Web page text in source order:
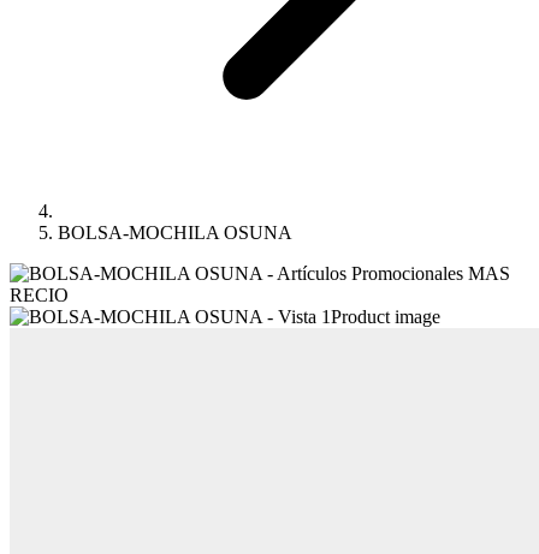
BOLSA-MOCHILA OSUNA
Product image